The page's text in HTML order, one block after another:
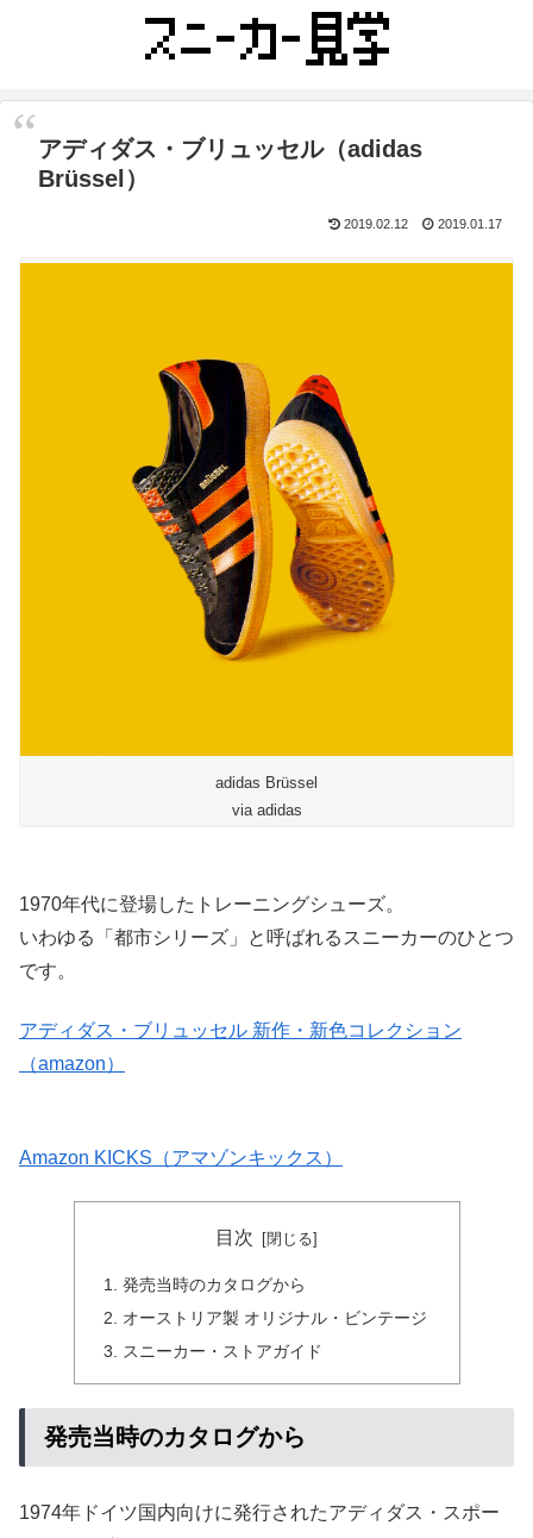
アディダス・ブリュッセル（adidas
Brüssel）
2019.02.12 2019.01.17
adidas Brüssel
via adidas
1970年代に登場したトレーニングシューズ。
いわゆる「都市シリーズ」と呼ばれるスニーカーのひとつ
です。
アディダス・ブリュッセル 新作・新色コレクション
（amazon）
Amazon KICKS（アマゾンキックス）
目次
発売当時のカタログから
オーストリア製 オリジナル・ビンテージ
スニーカー・ストアガイド
発売当時のカタログから
1974年ドイツ国内向けに発行されたアディダス・スポー